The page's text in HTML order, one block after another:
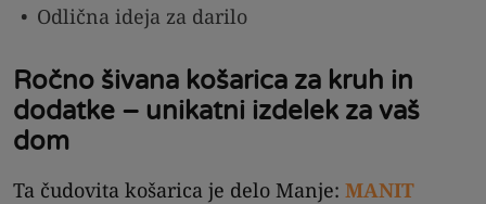
Odlična ideja za darilo
Ročno šivana košarica za kruh in
dodatke – unikatni izdelek za vaš
dom
Ta čudovita košarica je delo Manje: MANIT